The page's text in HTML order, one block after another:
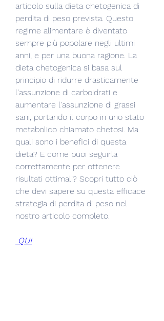
articolo sulla dieta chetogenica di
perdita di peso prevista. Questo
regime alimentare è diventato
sempre più popolare negli ultimi
anni, e per una buona ragione. La
dieta chetogenica si basa sul
principio di ridurre drasticamente
l'assunzione di carboidrati e
aumentare l'assunzione di grassi
sani, portando il corpo in uno stato
metabolico chiamato chetosi. Ma
quali sono i benefici di questa
dieta? E come puoi seguirla
correttamente per ottenere
risultati ottimali? Scopri tutto ciò
che devi sapere su questa efficace
strategia di perdita di peso nel
nostro articolo completo.
QUI